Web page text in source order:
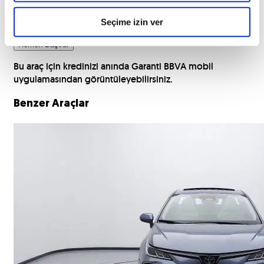
Seçime izin ver
Hemen Başvur
Bu araç için kredinizi anında Garanti BBVA mobil
uygulamasından görüntüleyebilirsiniz.
Benzer Araçlar